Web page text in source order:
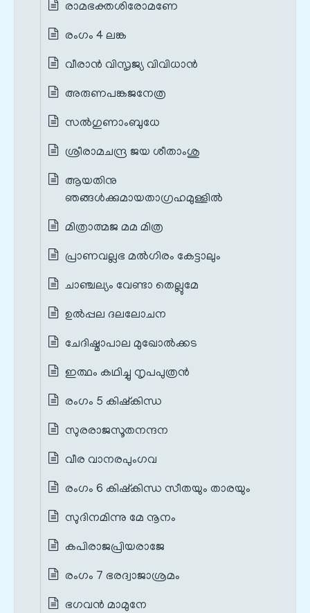
രാമഭക്തശിരോമണേ
രംഗം 4 ലങ്ക
വീരാൻ വിസൃജ്യ വിവിധാൻ
അരുണപങ്കജനേത്ര
സൽഗുണാംബുധേ
ശ്രീരാമചന്ദ്ര ജയ ശീതാംശു
ആയതിനു
ഞങ്ങൾക്കുമായതാഗ്രഹമുള്ളിൽ
മിത്രാത്മജ മമ മിത്ര
പ്രാണവല്ലഭ മൽഗിരം കേട്ടാലും
ചാഞ്ചല്യം വേണ്ടാ തെല്ലുമേ
ഉൽപ്പല ദലലോചന
ചേദിഷ്മാപാല മുഖോൽക്കട
ഇത്ഥം കഥിച്ചു നൃപപുത്രൻ
രംഗം 5 കിഷ്കിന്ധ
സുരരാജസൂതനന്ദന
വീര വാനരപുംഗവ
രംഗം 6 കിഷ്കിന്ധ സീതയും താരയും
സുദിനമിന്നു മേ നൂനം
കപിരാജപ്രിയരാജേ
രംഗം 7 ഭരദ്വാജാശ്രമം
ഭഗവൻ മാമുനേ